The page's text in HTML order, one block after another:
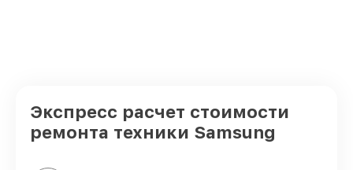
Экспресс расчет стоимости
ремонта техники Samsung